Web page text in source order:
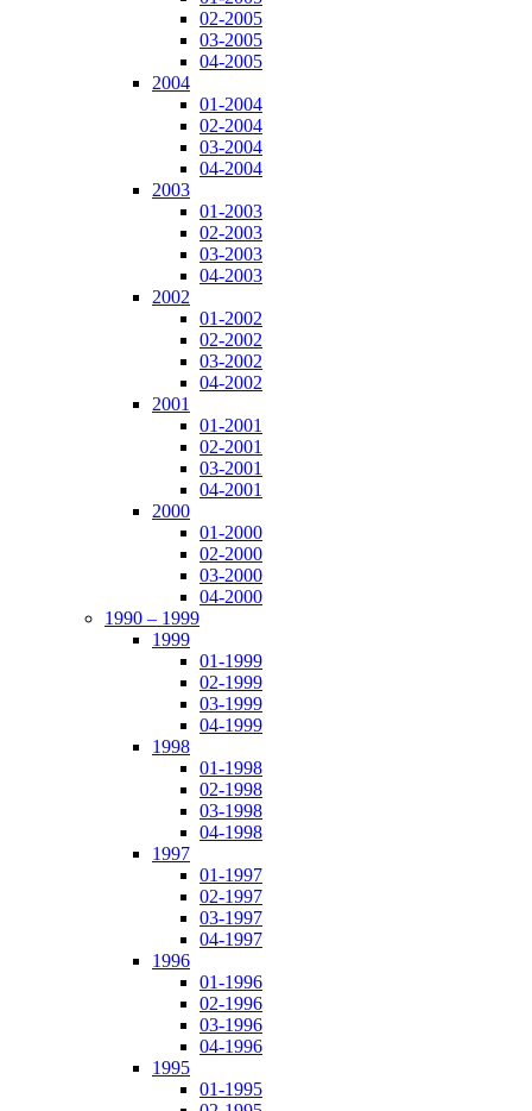
02-2005
03-2005
04-2005
2004
01-2004
02-2004
03-2004
04-2004
2003
01-2003
02-2003
03-2003
04-2003
2002
01-2002
02-2002
03-2002
04-2002
2001
01-2001
02-2001
03-2001
04-2001
2000
01-2000
02-2000
03-2000
04-2000
1990 – 1999
1999
01-1999
02-1999
03-1999
04-1999
1998
01-1998
02-1998
03-1998
04-1998
1997
01-1997
02-1997
03-1997
04-1997
1996
01-1996
02-1996
03-1996
04-1996
1995
01-1995